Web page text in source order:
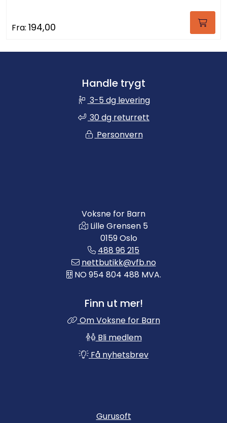
Fra: 194,00
Voksne for Barn
Lille Grensen 5
0159 Oslo
488 96 215
nettbutikk@vfb.no
NO 954 804 488 MVA.
Finn ut mer!
Om Voksne for Barn
Bli medlem
Få nyhetsbrev
Handle trygt
3-5 dg levering
30 dg returrett
Personvern
Gurusoft